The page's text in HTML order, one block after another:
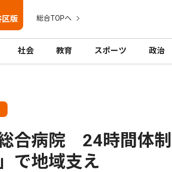
区版 総合TOPへ
社会 教育 スポーツ 政治
合病院 24時間体
で地域支え